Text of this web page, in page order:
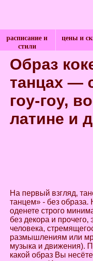
расписание и
стили
цены и
Образ
танцах —
гоу-гоу,
латине и
На первый взгляд,
танцем» - без
оденете строго
без декора и прочего,
человека,
размышлениям или
музыка и движения).
какой образ Вы